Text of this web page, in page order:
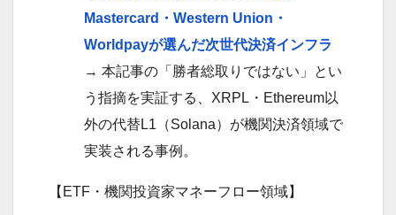
Mastercard・Western Union・
Worldpayが選んだ次世代決済インフラ
→ 本記事の「勝者総取りではない」とい
う指摘を実証する、XRPL・Ethereum以
外の代替L1（Solana）が機関決済領域で
実装される事例。
【ETF・機関投資家マネーフロー領域】